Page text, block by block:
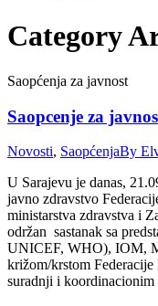
Category
Saopćenja za javnost
Saopcenje za
Novosti, SaopćenjaBy
U Sarajevu je danas,
javno zdravstvo
ministarstva zdravstva i
održan sastanak sa
UNICEF, WHO), IOM,
križom/krstom
suradnji i